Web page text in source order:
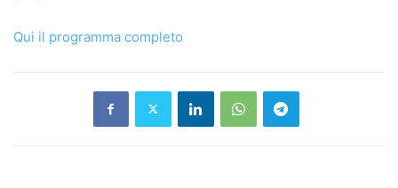
Qui il programma completo